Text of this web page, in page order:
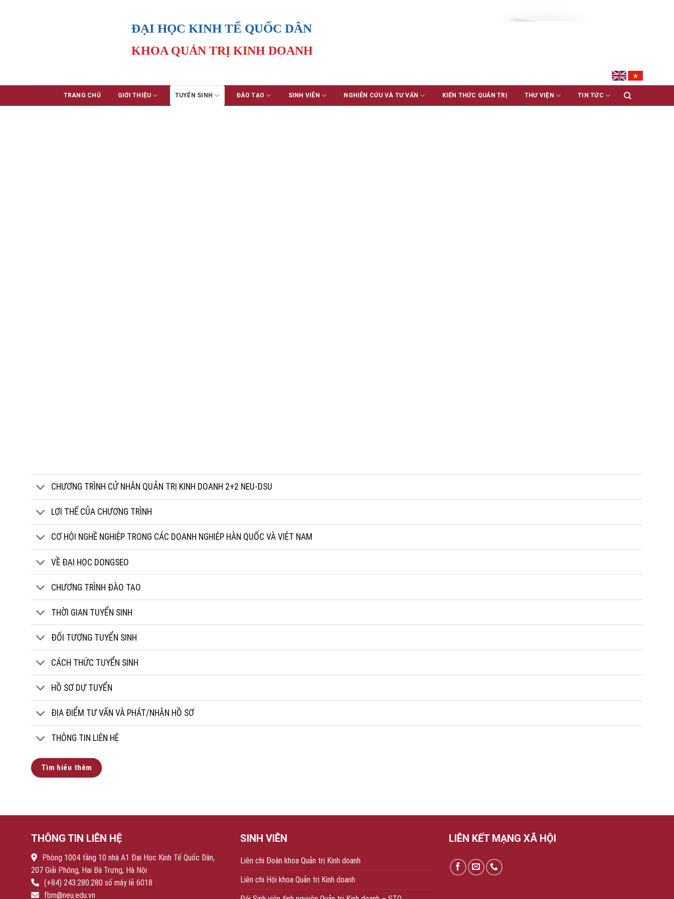
ĐẠI HỌC KINH TẾ QUỐC DÂN
KHOA QUẢN TRỊ KINH DOANH
TRANG CHỦ GIỚI THIỆU TUYỂN SINH ĐÀO TẠO SINH VIÊN NGHIÊN CỨU VÀ TƯ VẤN KIẾN THỨC QUẢN TRỊ THƯ VIỆN TIN TỨC
CHƯƠNG TRÌNH CỬ NHÂN QUẢN TRỊ KINH DOANH 2+2 NEU-DSU
LỢI THẾ CỦA CHƯƠNG TRÌNH
CƠ HỘI NGHỀ NGHIỆP TRONG CÁC DOANH NGHIỆP HÀN QUỐC VÀ VIỆT NAM
VỀ ĐẠI HỌC DONGSEO
CHƯƠNG TRÌNH ĐÀO TẠO
THỜI GIAN TUYỂN SINH
ĐỐI TƯỢNG TUYỂN SINH
CÁCH THỨC TUYỂN SINH
HỒ SƠ DỰ TUYỂN
ĐỊA ĐIỂM TƯ VẤN VÀ PHÁT/NHẬN HỒ SƠ
THÔNG TIN LIÊN HỆ
Tìm hiểu thêm
THÔNG TIN LIÊN HỆ
Phòng 1004 tầng 10 nhà A1 Đại Học Kinh Tế Quốc Dân,
207 Giải Phóng, Hai Bà Trưng, Hà Nội
(+84) 243.280.280 số máy lẻ 6018
fbm@neu.edu.vn
SINH VIÊN
Liên chi Đoàn khoa Quản trị Kinh doanh
Liên chi Hội khoa Quản trị Kinh doanh
LIÊN KẾT MẠNG XÃ HỘI